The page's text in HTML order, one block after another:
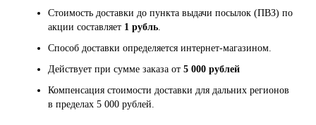
Стоимость доставки до пункта выдачи посылок (ПВЗ) по
акции составляет 1 рубль.
Способ доставки определяется интернет-магазином.
Действует при сумме заказа от 5 000 рублей
Компенсация стоимости доставки для дальних регионов
в пределах 5 000 рублей.